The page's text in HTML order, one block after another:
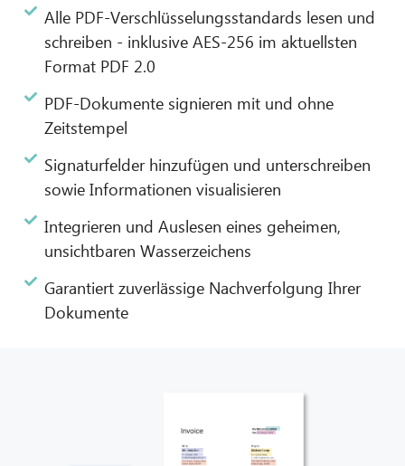
Alle PDF-Verschlüsselungsstandards lesen und
schreiben - inklusive AES-256 im aktuellsten
Format PDF 2.0
PDF-Dokumente signieren mit und ohne
Zeitstempel
Signaturfelder hinzufügen und unterschreiben
sowie Informationen visualisieren​
Integrieren und Auslesen eines geheimen,
unsichtbaren Wasserzeichens
Garantiert zuverlässige Nachverfolgung Ihrer
Dokumente